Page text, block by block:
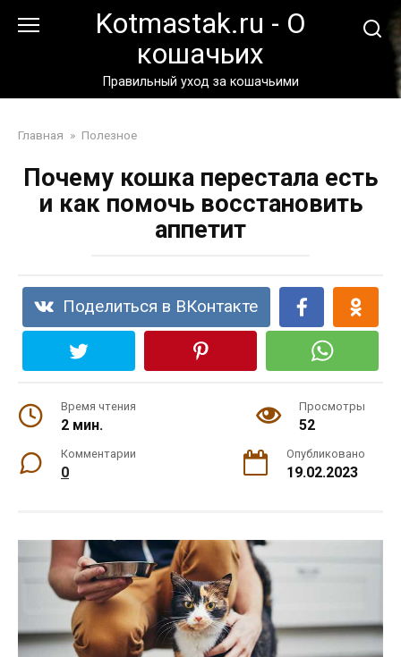
Kotmastak.ru - О
кошачьих
Правильный уход за кошачьими
Главная » Полезное
Почему кошка перестала есть
и как помочь восстановить
аппетит
Поделиться в ВКонтакте
Время чтения
2 мин.
Просмотры
52
Комментарии
0
Опубликовано
19.02.2023